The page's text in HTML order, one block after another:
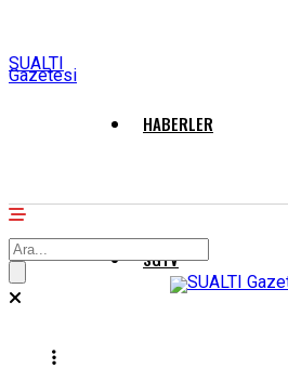
SUALTI
Gazetesi
HABERLER
SGTV